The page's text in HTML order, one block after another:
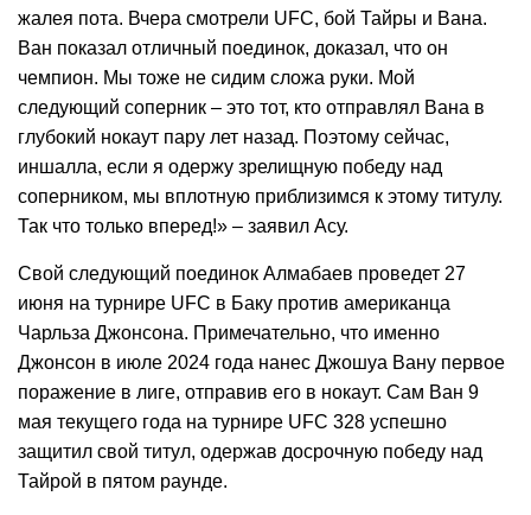
жалея пота. Вчера смотрели UFC, бой Тайры и Вана.
Ван показал отличный поединок, доказал, что он
чемпион. Мы тоже не сидим сложа руки. Мой
следующий соперник – это тот, кто отправлял Вана в
глубокий нокаут пару лет назад. Поэтому сейчас,
иншалла, если я одержу зрелищную победу над
соперником, мы вплотную приблизимся к этому титулу.
Так что только вперед!» – заявил Асу.
Свой следующий поединок Алмабаев проведет 27
июня на турнире UFC в Баку против американца
Чарльза Джонсона. Примечательно, что именно
Джонсон в июле 2024 года нанес Джошуа Вану первое
поражение в лиге, отправив его в нокаут. Сам Ван 9
мая текущего года на турнире UFC 328 успешно
защитил свой титул, одержав досрочную победу над
Тайрой в пятом раунде.